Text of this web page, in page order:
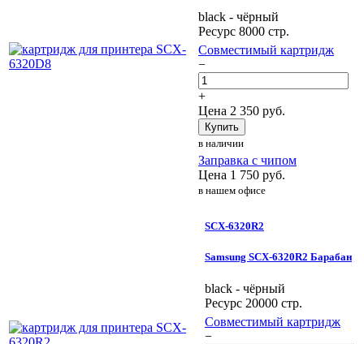
black - чёрный
Ресурс 8000 стр.
Совместимый картридж
−
+
Цена 2 350 руб.
Купить
в наличии
Заправка с чипом
Цена 1 750 руб.
в нашем офисе
SCX-6320R2
Samsung SCX-6320R2 Барабан
black - чёрный
Ресурс 20000 стр.
Совместимый картридж
−